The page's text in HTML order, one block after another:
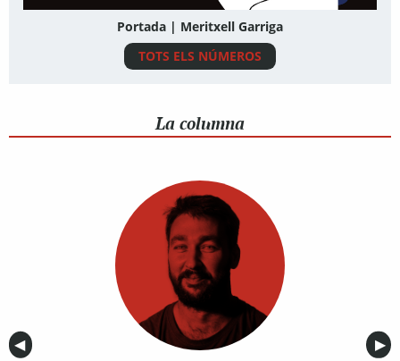
Portada | Meritxell Garriga
TOTS ELS NÚMEROS
La columna
Anterior
◀︎ ▶︎